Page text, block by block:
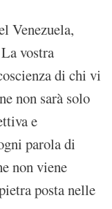
Venezuela,
vostra
di chi vi
non sarà solo
e
parola di
non viene
posta nelle